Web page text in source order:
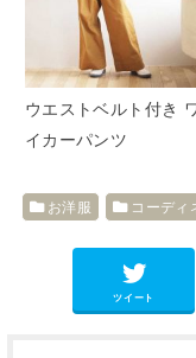
ウエストベルト付き
イカーパンツ
お洋服 コーディ
ツイート